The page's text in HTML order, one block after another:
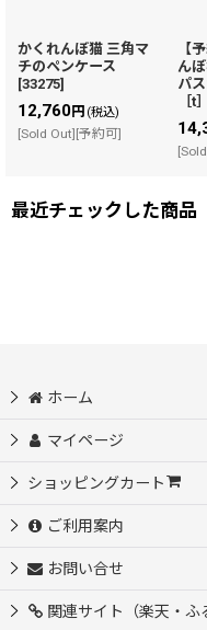
かくれんぼ猫 三角マ
チのペンケース
[33275]
12,760円 (税込)
[Sold Out][予約可]
【
ん
パ
［t］
最近チェックした商品
ホーム
マイページ
ショッピングカート
ご利用案内
お問い合せ
関連サイト（楽天・ふ